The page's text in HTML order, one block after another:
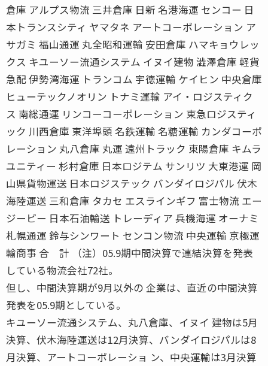
倉庫 アルプス物流 三井倉庫 日新 名港海運 センコー 日
本トランスシティ ヤマタネ アートコーポレーション ア
サガミ 福山通運 丸全昭和運輸 安田倉庫 ハマキョウレッ
クス キユーソー流通システム イヌイ建物 澁澤倉庫 軽貨
急配 伊勢湾海運 トランコム 宇徳運輸 ケイヒン 中央倉庫
ヒューテックノオリン トナミ運輸 アイ・ロジスティク
ス 南総通運 リンコーコーポレーション 東急ロジスティ
ック 川西倉庫 東洋埠頭 名鉄運輸 名糖運輸 カンダコーポ
レーション 丸八倉庫 丸運 遠州トラック 東陽倉庫 キムラ
ユニティー 杉村倉庫 日本ロジテム サンリツ 大東港運 岡
山県貨物運送 日本ロジステック バンダイロジパル 伏木
海陸運送 三和倉庫 タカセ エスラインギフ 富士物流 エー
ジーピー 日本石油輸送 トレーディア 兵機海運 オーナミ
札幌通運 鈴与シンワート センコン物流 中央運輸 京極運
輸商事 合 計 （注）05.9期中間決算で連結決算を発表
している物流会社72社。
但し、中間決算期が9月以外の 企業は、直近の中間決算
発表を05.9期としている。
キユーソー流通システム、丸八倉庫、イヌイ 建物は5月
決算、伏木海陸運送は12月決算、バンダイロジパルは8
月決算、アートコーポレーショ ン、中央運輸は3月決算